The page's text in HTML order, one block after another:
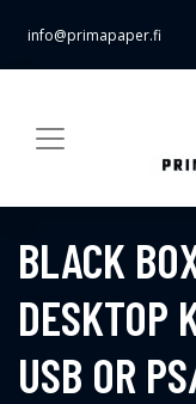
info@primapaper.fi
BLACK
DESKTOP
USB OR